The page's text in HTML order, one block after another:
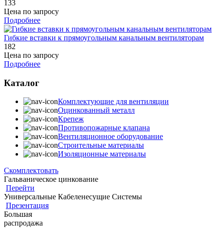
133
Цена по запросу
Подробнее
Гибкие вставки к прямоугольным канальным вентиляторам
182
Цена по запросу
Подробнее
Каталог
Комплектующие для вентиляции
Оцинкованный металл
Крепеж
Противопожарные клапана
Вентиляционное оборудование
Строительные материалы
Изоляционные материалы
Скомплектовать
Гальваническое цинкование
Перейти
Универсальные Кабеленесущие Системы
Презентация
Большая
распродажа